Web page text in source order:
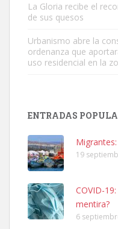
Leales.org » Gran Canaria
La Gloria recibe el
de sus quesos
Urbanismo abre la
ordenanza que
uso residencial en la
ENTRADAS
19
COVID-
mentira?
6